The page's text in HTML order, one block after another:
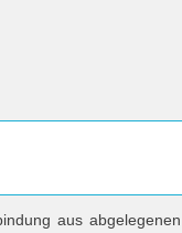
aus abgelegenen